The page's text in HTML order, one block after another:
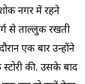
नगर में रहने
से ताल्लुक रखती
एक बार उन्होंने
की. उसके बाद